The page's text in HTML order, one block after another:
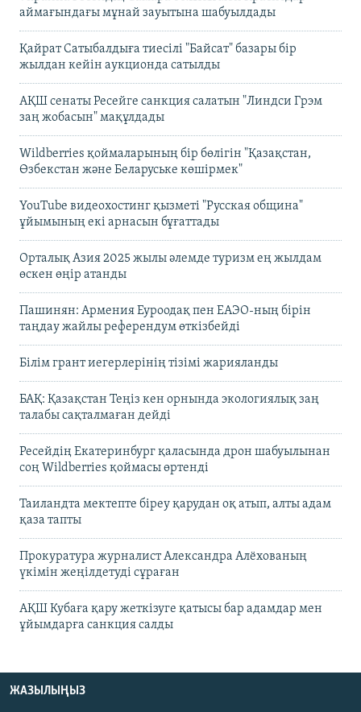
аймағындағы мұнай зауытына шабуылдады
Қайрат Сатыбалдыға тиесілі "Байсат" базары бір
жылдан кейін аукционда сатылды
АҚШ сенаты Ресейге санкция салатын "Линдси Грэм
заң жобасын" мақұлдады
Wildberries қоймаларының бір бөлігін "Қазақстан,
Өзбекстан және Беларуське көшірмек"
YouTube видеохостинг қызметі "Русская община"
ұйымының екі арнасын бұғаттады
Орталық Азия 2025 жылы әлемде туризм ең жылдам
өскен өңір атанды
Пашинян: Армения Еуроодақ пен ЕАЭО-ның бірін
таңдау жайлы референдум өткізбейді
Білім грант иегерлерінің тізімі жарияланды
БАҚ: Қазақстан Теңіз кен орнында экологиялық заң
талабы сақталмаған дейді
Ресейдің Екатеринбург қаласында дрон шабуылынан
соң Wildberries қоймасы өртенді
Таиландта мектепте біреу қарудан оқ атып, алты адам
қаза тапты
Прокуратура журналист Александра Алёхованың
үкімін жеңілдетуді сұраған
АҚШ Кубаға қару жеткізуге қатысы бар адамдар мен
ұйымдарға санкция салды
ЖАЗЫЛЫҢЫЗ